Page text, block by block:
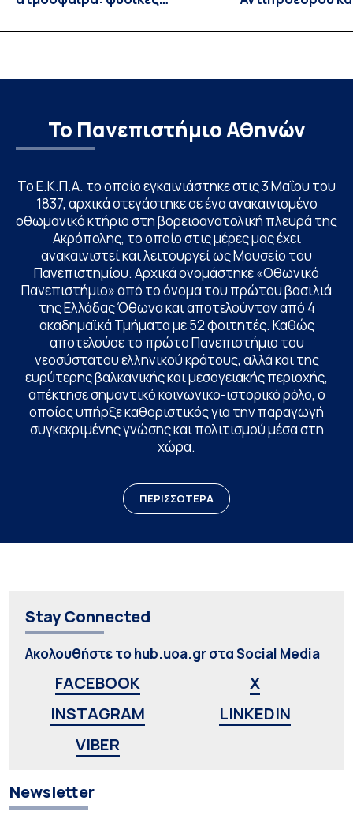
βιολογικές επιδράσεις»
Νοσηλευτικής
Το Πανεπιστήμιο Αθηνών
Το Ε.Κ.Π.Α. το οποίο εγκαινιάστηκε στις 3 Μαΐου του
1837, αρχικά στεγάστηκε σε ένα ανακαινισμένο
οθωμανικό κτήριο στη βορειοανατολική πλευρά της
Ακρόπολης, το οποίο στις μέρες μας έχει
ανακαινιστεί και λειτουργεί ως Μουσείο του
Πανεπιστημίου. Αρχικά ονομάστηκε «Οθωνικό
Πανεπιστήμιο» από το όνομα του πρώτου βασιλιά
της Ελλάδας Όθωνα και αποτελούνταν από 4
ακαδημαϊκά Τμήματα με 52 φοιτητές. Καθώς
αποτελούσε το πρώτο Πανεπιστήμιο του
νεοσύστατου ελληνικού κράτους, αλλά και της
ευρύτερης βαλκανικής και μεσογειακής περιοχής,
απέκτησε σημαντικό κοινωνικο-ιστορικό ρόλο, ο
οποίος υπήρξε καθοριστικός για την παραγωγή
συγκεκριμένης γνώσης και πολιτισμού μέσα στη
χώρα.
ΠΕΡΙΣΣΟΤΕΡΑ
Stay Connected
Ακολουθήστε το hub.uoa.gr στα Social Media
FACEBOOK
X
INSTAGRAM
LINKEDIN
VIBER
Newsletter